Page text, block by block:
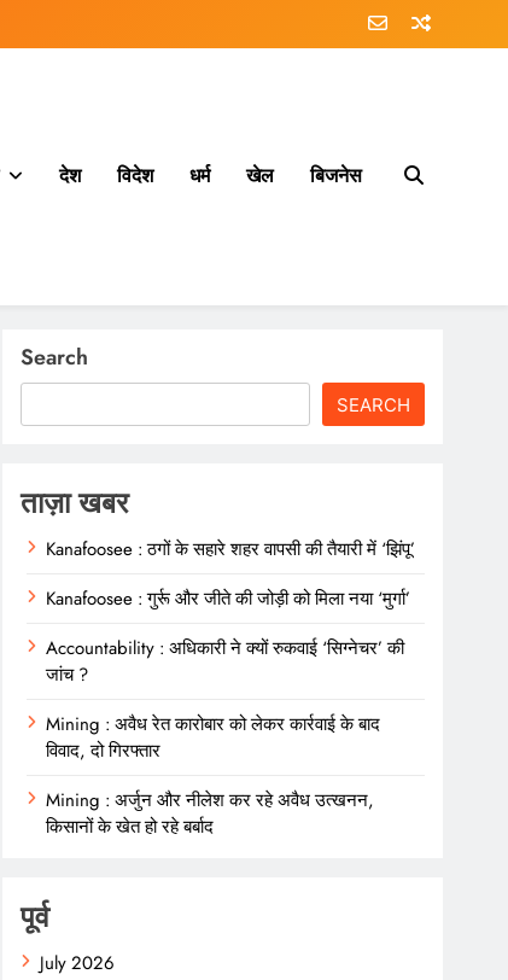
देश विदेश धर्म खेल बिजनेस
Search
SEARCH
ताज़ा खबर
Kanafoosee : ठगों के सहारे शहर वापसी की तैयारी में ‘झिंपू’
Kanafoosee : गुर्रू और जीते की जोड़ी को मिला नया ‘मुर्गा’
Accountability : अधिकारी ने क्यों रुकवाई ‘सिग्नेचर’ की
जांच ?
Mining : अवैध रेत कारोबार को लेकर कार्रवाई के बाद
विवाद, दो गिरफ्तार
Mining : अर्जुन और नीलेश कर रहे अवैध उत्खनन,
किसानों के खेत हो रहे बर्बाद
पूर्व
July 2026